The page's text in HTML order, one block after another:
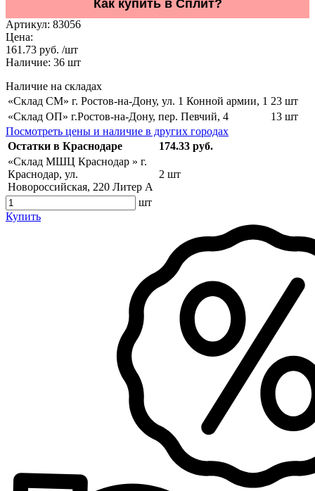
Как купить в Сплит?
Артикул: 83056
Цена:
161.73 руб. /шт
Наличие: 36 шт
Наличие на складах
«Склад СМ» г. Ростов-на-Дону, ул. 1 Конной армии, 1 23 шт
«Склад ОП» г.Ростов-на-Дону, пер. Певчий, 4
13 шт
Посмотреть цены и наличие в других городах
Остатки в Краснодаре
174.33 руб.
«Склад МШЦ Краснодар » г.
Краснодар, ул.
Новороссийская, 220 Литер А
2 шт
шт
Купить